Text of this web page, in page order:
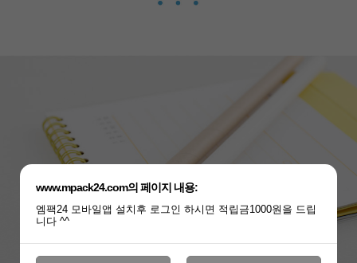
www.mpack24.com의 페이지 내용:
엠팩24 모바일앱 설치후 로그인 하시면 적립금1000원을 드립
니다 ^^